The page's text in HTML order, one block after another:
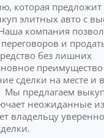
которая
элитных авто с
компания
и
без лишних
сделки на месте и
Мы предлагаем
неожиданные
владельцу